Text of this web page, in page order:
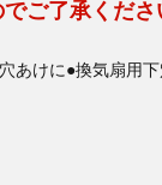
ご了承くださ
あけに●換気扇用